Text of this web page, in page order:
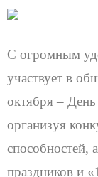
С огромным
участвует в
октября –
организуя
способностей,
праздников и